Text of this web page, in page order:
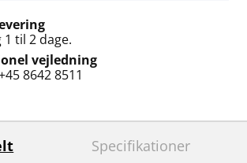
1 til 2 dage.
vejledning
8642 8511
Specifikationer